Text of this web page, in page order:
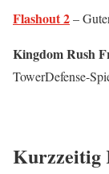
Flashout 2–
Kingdom Rush
TowerDefense-
Kurzzeitig